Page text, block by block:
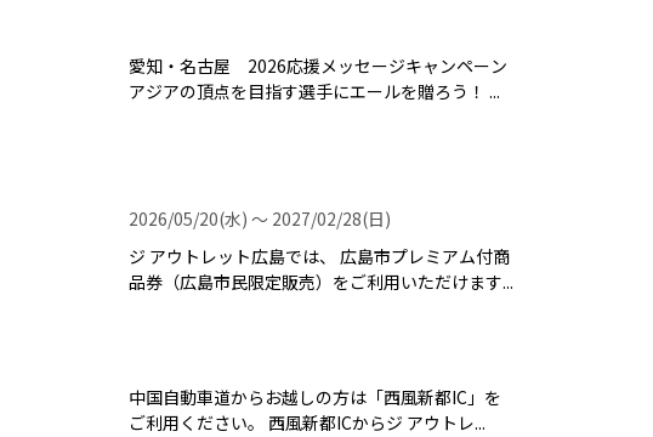
愛知・名古屋 2026応援メッセージキャンペーン
アジアの頂点を目指す選手にエールを贈ろう！ ...
2026/05/20(水) 〜 2027/02/28(日)
ジ アウトレット広島では、 広島市プレミアム付商
品券（広島市民限定販売）をご利用いただけます...
中国自動車道からお越しの方は「西風新都IC」を
ご利用ください。 西風新都ICからジ アウトレ...